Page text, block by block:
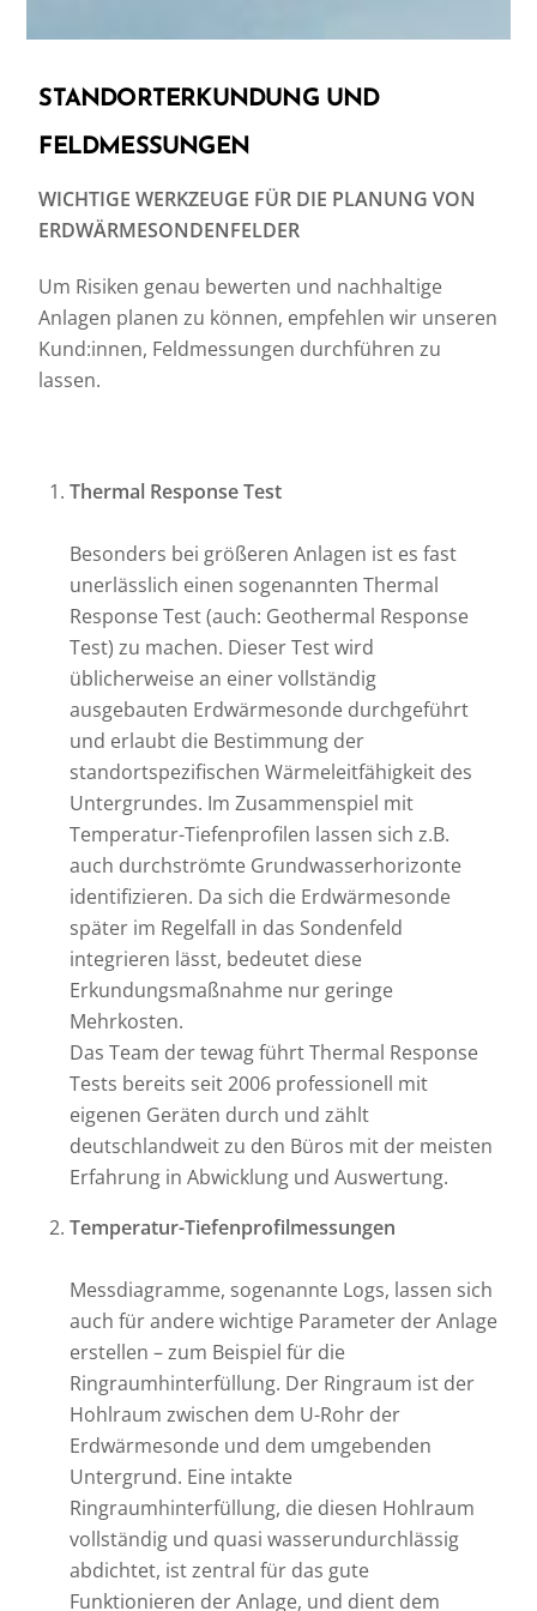
STANDORTERKUNDUNG UND
FELDMESSUNGEN
WICHTIGE WERKZEUGE FÜR DIE PLANUNG VON
ERDWÄRMESONDENFELDER
Um Risiken genau bewerten und nachhaltige
Anlagen planen zu können, empfehlen wir unseren
Kund:innen, Feldmessungen durchführen zu
lassen.
Thermal Response Test
Besonders bei größeren Anlagen ist es fast
unerlässlich einen sogenannten Thermal
Response Test (auch: Geothermal Response
Test) zu machen. Dieser Test wird
üblicherweise an einer vollständig
ausgebauten Erdwärmesonde durchgeführt
und erlaubt die Bestimmung der
standortspezifischen Wärmeleitfähigkeit des
Untergrundes. Im Zusammenspiel mit
Temperatur-Tiefenprofilen lassen sich z.B.
auch durchströmte Grundwasserhorizonte
identifizieren. Da sich die Erdwärmesonde
später im Regelfall in das Sondenfeld
integrieren lässt, bedeutet diese
Erkundungsmaßnahme nur geringe
Mehrkosten.
Das Team der tewag führt Thermal Response
Tests bereits seit 2006 professionell mit
eigenen Geräten durch und zählt
deutschlandweit zu den Büros mit der meisten
Erfahrung in Abwicklung und Auswertung.
Temperatur-Tiefenprofilmessungen
Messdiagramme, sogenannte Logs, lassen sich
auch für andere wichtige Parameter der Anlage
erstellen – zum Beispiel für die
Ringraumhinterfüllung. Der Ringraum ist der
Hohlraum zwischen dem U-Rohr der
Erdwärmesonde und dem umgebenden
Untergrund. Eine intakte
Ringraumhinterfüllung, die diesen Hohlraum
vollständig und quasi wasserundurchlässig
abdichtet, ist zentral für das gute
Funktionieren der Anlage, und dient dem